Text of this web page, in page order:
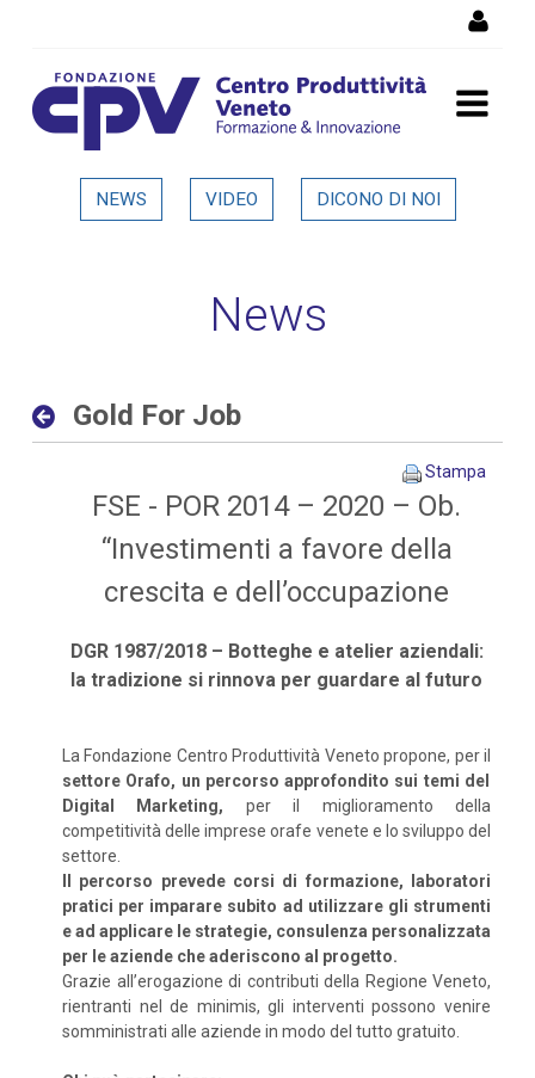
Gold For Job - Dettaglio in
NEWS VIDEO DICONO DI NOI
News
Gold For Job
Stampa
FSE - POR 2014 – 2020 – Ob.
“Investimenti a favore della
crescita e dell’occupazione
DGR 1987/2018 – Botteghe e atelier aziendali:
la tradizione si rinnova per guardare al futuro
La Fondazione Centro Produttività Veneto propone, per il
settore Orafo, un percorso approfondito sui temi del
Digital Marketing, per il miglioramento della
competitività delle imprese orafe venete e lo sviluppo del
settore.
Il percorso prevede corsi di formazione, laboratori
pratici per imparare subito ad utilizzare gli strumenti
e ad applicare le strategie, consulenza personalizzata
per le aziende che aderiscono al progetto.
Grazie all’erogazione di contributi della Regione Veneto,
rientranti nel de minimis, gli interventi possono venire
somministrati alle aziende in modo del tutto gratuito.